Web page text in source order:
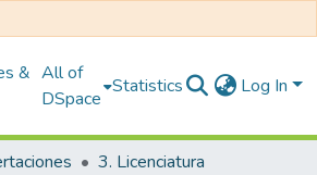
& All of
DSpace
Statistics Log In
3. Licenciatura